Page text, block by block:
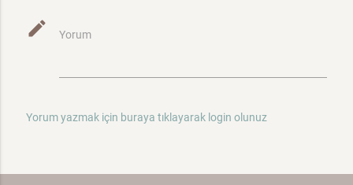
mode_edit Yorum
Yorum yazmak için buraya tıklayarak login olunuz